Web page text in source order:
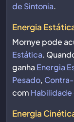
de Sintonia.
Energia
Mornye pode
Estática.
ganha Energia
Pesado,
com Habilidade
Energia